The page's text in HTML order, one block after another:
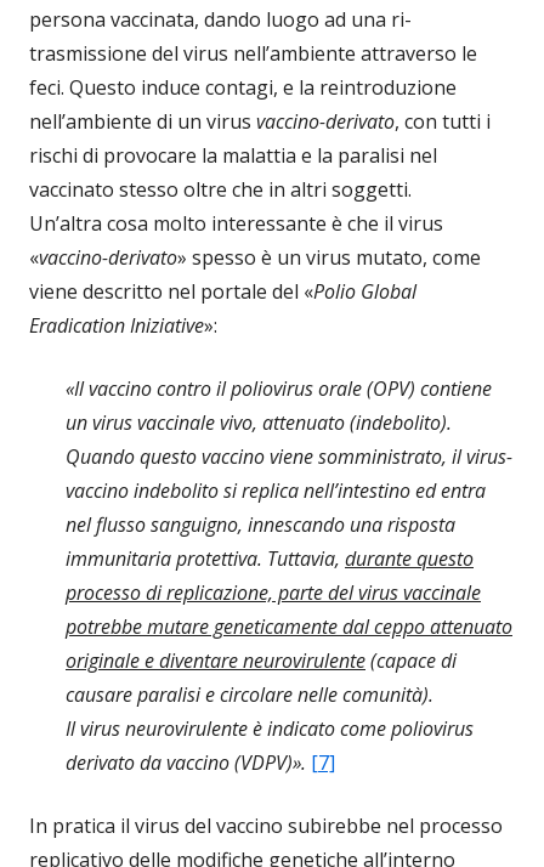
persona vaccinata, dando luogo ad una ri-
trasmissione del virus nell’ambiente attraverso le
feci. Questo induce contagi, e la reintroduzione
nell’ambiente di un virus vaccino-derivato, con tutti i
rischi di provocare la malattia e la paralisi nel
vaccinato stesso oltre che in altri soggetti.
Un’altra cosa molto interessante è che il virus
«vaccino-derivato» spesso è un virus mutato, come
viene descritto nel portale del «Polio Global
Eradication Iniziative»:
«Il vaccino contro il poliovirus orale (OPV) contiene
un virus vaccinale vivo, attenuato (indebolito).
Quando questo vaccino viene somministrato, il virus-
vaccino indebolito si replica nell’intestino ed entra
nel flusso sanguigno, innescando una risposta
immunitaria protettiva. Tuttavia, durante questo
processo di replicazione, parte del virus vaccinale
potrebbe mutare geneticamente dal ceppo attenuato
originale e diventare neurovirulente(capace di
causare paralisi e circolare nelle comunità).
Il virus neurovirulente è indicato come poliovirus
derivato da vaccino (VDPV)». [7]
In pratica il virus del vaccino subirebbe nel processo
replicativo delle modifiche genetiche all’interno